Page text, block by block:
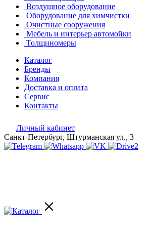
Воздушное оборудование
Оборудование для химчистки
Очистные сооружения
Мебель и интерьер автомойки
Толщиномеры
Каталог
Бренды
Компания
Доставка и оплата
Сервис
Контакты
Личный кабинет
Санкт-Петербург, Штурманская ул., 3